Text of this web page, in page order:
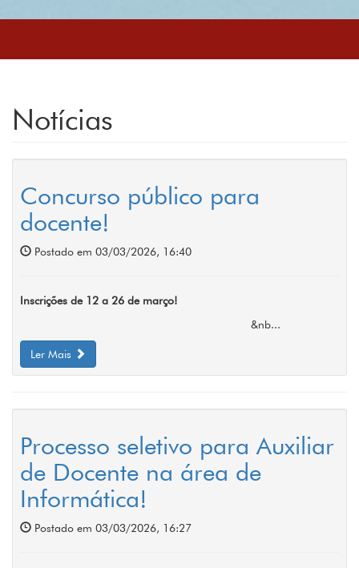
Notícias
Concurso público para
docente!
Postado em 03/03/2026, 16:40
Inscrições de 12 a 26 de março!
&nb...
Ler Mais
Processo seletivo para Auxiliar
de Docente na área de
Informática!
Postado em 03/03/2026, 16:27